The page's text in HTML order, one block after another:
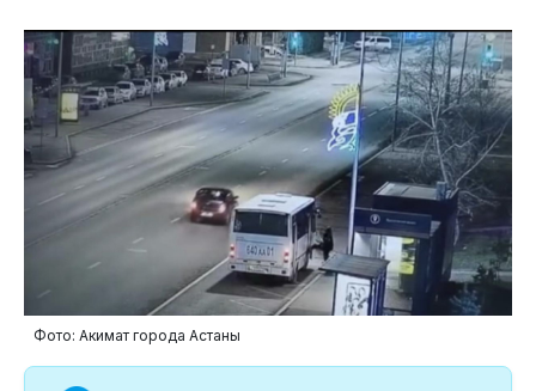
Фото: Акимат города Астаны